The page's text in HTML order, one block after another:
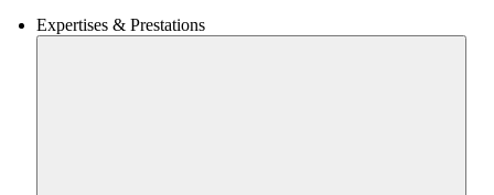
Expertises & Prestations